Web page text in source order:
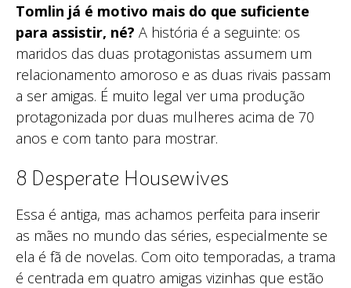
Tomlin já é motivo mais do que suficiente
para assistir, né? A história é a seguinte: os
maridos das duas protagonistas assumem um
relacionamento amoroso e as duas rivais passam
a ser amigas. É muito legal ver uma produção
protagonizada por duas mulheres acima de 70
anos e com tanto para mostrar.
8 Desperate Housewives
Essa é antiga, mas achamos perfeita para inserir
as mães no mundo das séries, especialmente se
ela é fã de novelas. Com oito temporadas, a trama
é centrada em quatro amigas vizinhas que estão